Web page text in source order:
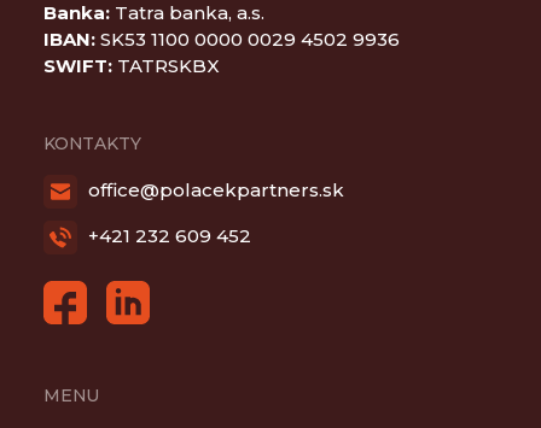
Banka: Tatra banka, a.s.
IBAN: SK53 1100 0000 0029 4502 9936
SWIFT: TATRSKBX
KONTAKTY
office@polacekpartners.sk
+421 232 609 452
MENU